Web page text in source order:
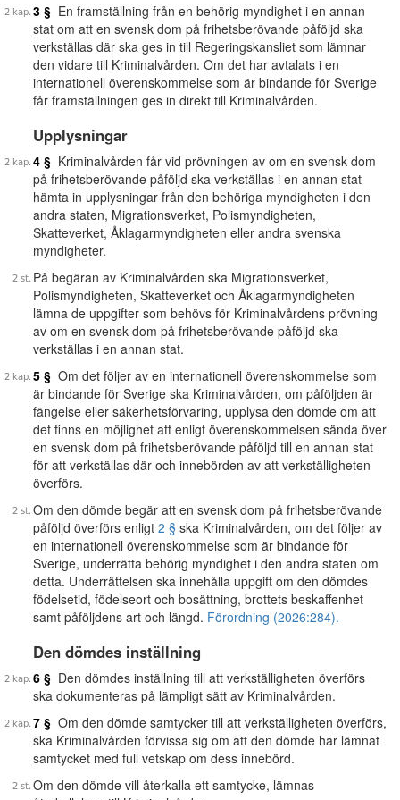
3 § En framställning från en behörig myndighet i en annan
stat om att en svensk dom på frihetsberövande påföljd ska
verkställas där ska ges in till Regeringskansliet som lämnar
den vidare till Kriminalvården. Om det har avtalats i en
internationell överenskommelse som är bindande för Sverige
får framställningen ges in direkt till Kriminalvården.
Upplysningar
4 § Kriminalvården får vid prövningen av om en svensk dom
på frihetsberövande påföljd ska verkställas i en annan stat
hämta in upplysningar från den behöriga myndigheten i den
andra staten, Migrationsverket, Polismyndigheten,
Skatteverket, Åklagarmyndigheten eller andra svenska
myndigheter.
På begäran av Kriminalvården ska Migrationsverket,
Polismyndigheten, Skatteverket och Åklagarmyndigheten
lämna de uppgifter som behövs för Kriminalvårdens prövning
av om en svensk dom på frihetsberövande påföljd ska
verkställas i en annan stat.
5 § Om det följer av en internationell överenskommelse som
är bindande för Sverige ska Kriminalvården, om påföljden är
fängelse eller säkerhetsförvaring, upplysa den dömde om att
det finns en möjlighet att enligt överenskommelsen sända över
en svensk dom på frihetsberövande påföljd till en annan stat
för att verkställas där och innebörden av att verkställigheten
överförs.
Om den dömde begär att en svensk dom på frihetsberövande
påföljd överförs enligt 2 § ska Kriminalvården, om det följer av
en internationell överenskommelse som är bindande för
Sverige, underrätta behörig myndighet i den andra staten om
detta. Underrättelsen ska innehålla uppgift om den dömdes
födelsetid, födelseort och bosättning, brottets beskaffenhet
samt påföljdens art och längd. Förordning (2026:284).
Den dömdes inställning
6 § Den dömdes inställning till att verkställigheten överförs
ska dokumenteras på lämpligt sätt av Kriminalvården.
7 § Om den dömde samtycker till att verkställigheten överförs,
ska Kriminalvården förvissa sig om att den dömde har lämnat
samtycket med full vetskap om dess innebörd.
Om den dömde vill återkalla ett samtycke, lämnas